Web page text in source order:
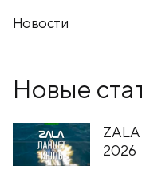
Новости
Новые
2026